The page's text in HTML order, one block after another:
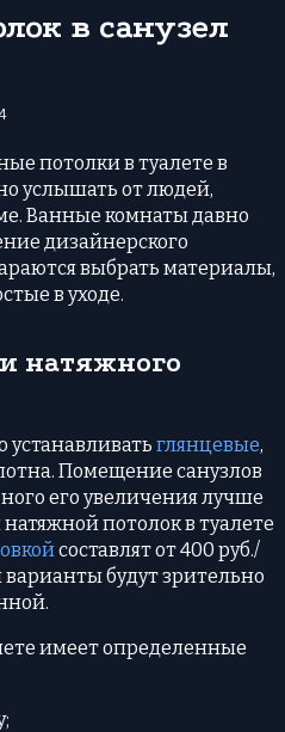
в санузел
потолки в туалете в
услышать от людей,
Ванные комнаты давно
дизайнерского
выбрать материалы,
в уходе.
натяжного
глянцевые,
Помещение санузлов
его увеличения лучше
потолок в туалете
составлят от 400 руб./
будут зрительно
имеет определенные